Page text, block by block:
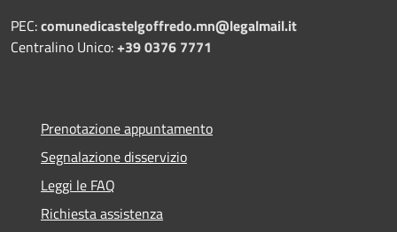
PEC:comunedicastelgoffredo.mn@legalmail.it
Centralino Unico:+39 0376 7771
Prenotazione appuntamento
Segnalazione disservizio
Leggi le FAQ
Richiesta assistenza